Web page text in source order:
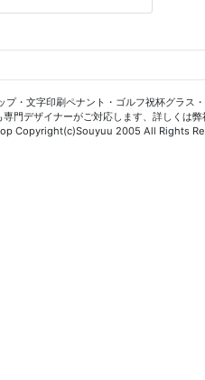
・文字印刷ペナント・ゴルフ祝杯グラス
門デザイナーがご対応します、詳しくは
Copyright(c)Souyuu 2005 All Rights